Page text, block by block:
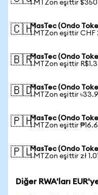
1 MTZon eşittir
🇨🇭MasTec (Ondo
1 MTZon eşittir CHF
🇧🇷MasTec (Ondo
1 MTZon eşittir
🇧🇩MasTec (Ondo
1 MTZon eşittir
🇵🇭MasTec (Ondo
1 MTZon eşittir
🇵🇱MasTec (Ondo
1 MTZon eşittir zł
Diğer RWA'ları